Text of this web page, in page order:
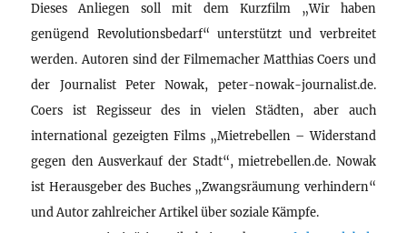
Dieses Anliegen soll mit dem Kurzfilm „Wir haben
genügend Revolutionsbedarf“ unterstützt und verbreitet
werden. Autoren sind der Filmemacher Matthias Coers und
der Journalist Peter Nowak, peter-nowak-journalist.de.
Coers ist Regisseur des in vielen Städten, aber auch
international gezeigten Films „Mietrebellen – Widerstand
gegen den Ausverkauf der Stadt“, mietrebellen.de. Nowak
ist Herausgeber des Buches „Zwangsräumung verhindern“
und Autor zahlreicher Artikel über soziale Kämpfe.